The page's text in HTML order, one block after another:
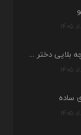
دانلود آهنگ محسن لرستانی به نام آخ چه بلایی دختر قشنگ و ماهی دختر (هوش مصنوعی)
ساده